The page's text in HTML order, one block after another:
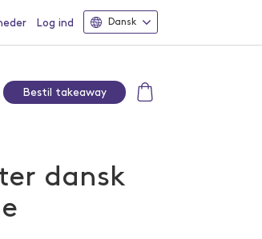
Log ind Dansk
Bestil takeaway
dansk